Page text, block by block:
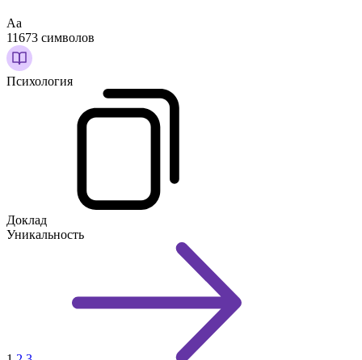
Аа
11673 символов
Психология
Доклад
Уникальность